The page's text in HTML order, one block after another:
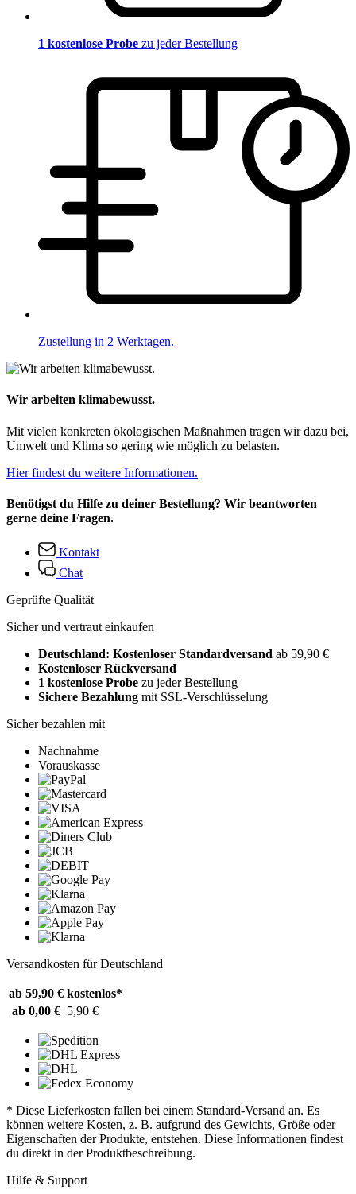
1 kostenlose Probe zu jeder Bestellung
Zustellung in 2 Werktagen.
Wir arbeiten klimabewusst.
Mit vielen konkreten ökologischen Maßnahmen tragen wir dazu bei,
Umwelt und Klima so gering wie möglich zu belasten.
Hier findest du weitere Informationen.
Benötigst du Hilfe zu deiner Bestellung? Wir beantworten
gerne deine Fragen.
Kontakt
Chat
Geprüfte Qualität
Sicher und vertraut einkaufen
Deutschland: Kostenloser Standardversand ab 59,90 €
Kostenloser Rückversand
1 kostenlose Probe zu jeder Bestellung
Sichere Bezahlung mit SSL-Verschlüsselung
Sicher bezahlen mit
Nachnahme
Vorauskasse
Versandkosten für Deutschland
ab 59,90 € kostenlos*
ab 0,00 € 5,90 €
* Diese Lieferkosten fallen bei einem Standard-Versand an. Es
können weitere Kosten, z. B. aufgrund des Gewichts, Größe oder
Eigenschaften der Produkte, entstehen. Diese Informationen findest
du direkt in der Produktbeschreibung.
Hilfe & Support